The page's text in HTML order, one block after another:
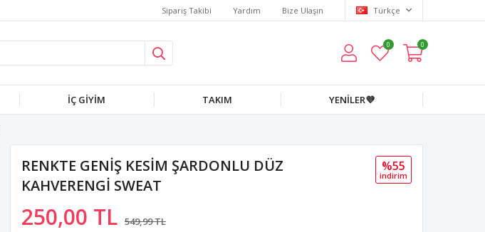
Sipariş Takibi Yardım Bize Ulaşın Türkçe
0 0
İÇ GİYİM TAKIM YENİLER💜
RENKTE GENİŞ KESİM ŞARDONLU DÜZ
KAHVERENGİ SWEAT
250,00 TL 549,99 TL
%55
i̇ndi̇ri̇m